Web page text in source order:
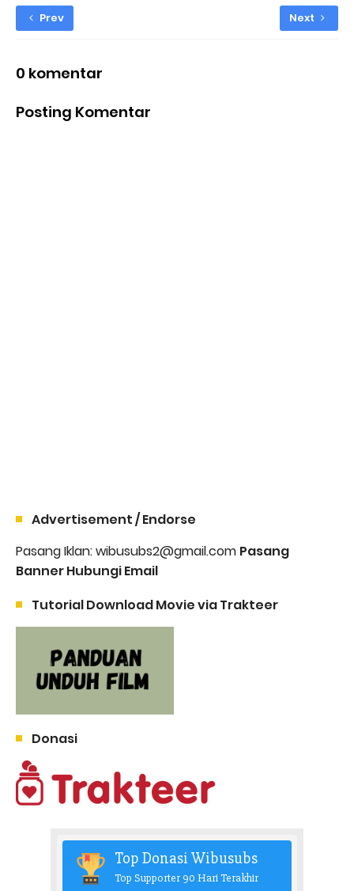
Prev Next
0 komentar
Posting Komentar
Advertisement / Endorse
Pasang Iklan: wibusubs2@gmail.com Pasang
Banner Hubungi Email
Tutorial Download Movie via Trakteer
Donasi